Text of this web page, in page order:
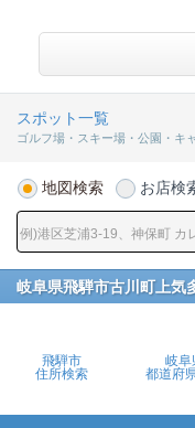
スポット一覧
ゴルフ場・スキー場・公園・キ
地図検索 お店検
岐阜県飛騨市古川町上気
飛騨市
住所検索
岐阜
都道府